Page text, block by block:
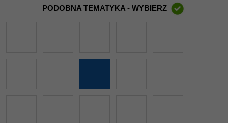
PODOBNA TEMATYKA - WYBIERZ